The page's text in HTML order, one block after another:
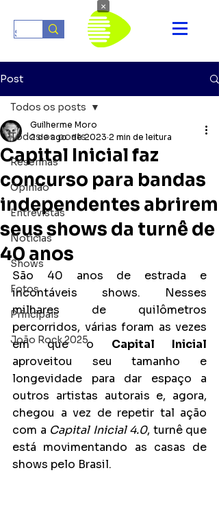
Post
Todos os posts
Resenhas
Opinião
Entrevistas
Notícias
Shows
Fotos
Principais
João Rock 2025
Todos os posts
Capital Inicial faz
concurso para bandas
independentes abrirem
seus shows da turnê de
40 anos
Guilherme Moro
2 de ago. de 2023 2 min de leitura
São 40 anos de estrada e
incontáveis shows. Nesses
milhares de quilômetros
percorridos, várias foram as vezes
em que o Capital Inicial
aproveitou seu tamanho e
longevidade para dar espaço a
outros artistas autorais e, agora,
chegou a vez de repetir tal ação
com a Capital Inicial 4.0, turnê que
está movimentando as casas de
shows pelo Brasil.
×